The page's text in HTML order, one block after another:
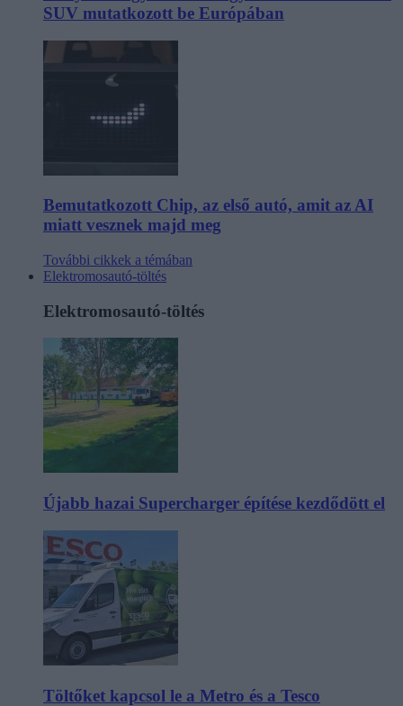
SUV mutatkozott be Európában
Bemutatkozott Chip, az első autó, amit az AI
miatt vesznek majd meg
További cikkek a témában
Elektromosautó-töltés
Elektromosautó-töltés
Újabb hazai Supercharger építése kezdődött el
Töltőket kapcsol le a Metro és a Tesco